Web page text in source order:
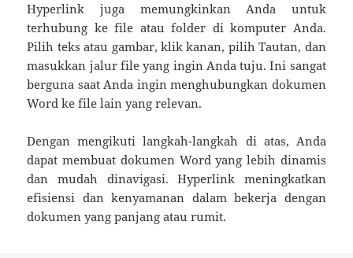
Hyperlink juga memungkinkan Anda untuk
terhubung ke file atau folder di komputer Anda.
Pilih teks atau gambar, klik kanan, pilih Tautan, dan
masukkan jalur file yang ingin Anda tuju. Ini sangat
berguna saat Anda ingin menghubungkan dokumen
Word ke file lain yang relevan.
Dengan mengikuti langkah-langkah di atas, Anda
dapat membuat dokumen Word yang lebih dinamis
dan mudah dinavigasi. Hyperlink meningkatkan
efisiensi dan kenyamanan dalam bekerja dengan
dokumen yang panjang atau rumit.